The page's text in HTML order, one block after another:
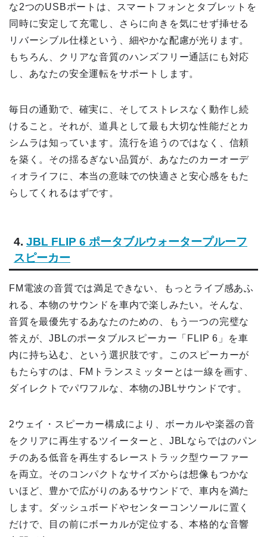
な2つのUSBポートは、スマートフォンとタブレットを
同時に安定して充電し、さらに向きを気にせず挿せる
リバーシブル仕様という、細やかな配慮が光ります。
もちろん、クリアな音質のハンズフリー通話にも対応
し、あなたの安全運転をサポートします。
毎日の通勤で、確実に、そしてストレスなく動作し続
けること。それが、道具として最も大切な性能だとカ
シムラは知っています。流行を追うのではなく、信頼
を築く。その揺るぎない品質が、あなたのカーオーデ
ィオライフに、本当の意味での快適さと安心感をもた
らしてくれるはずです。
4. JBL FLIP 6 ポータブルウォータープルーフ
スピーカー
FM電波の音質では満足できない、もっとライブ感あふ
れる、本物のサウンドを車内で楽しみたい。そんな、
音質を最優先するあなたのための、もう一つの完璧な
答えが、JBLのポータブルスピーカー「FLIP 6」を車
内に持ち込む、という選択肢です。このスピーカーが
もたらすのは、FMトランスミッターとは一線を画す、
ダイレクトでパワフルな、本物のJBLサウンドです。
2ウェイ・スピーカー構成により、ボーカルや楽器の音
をクリアに再生するツイーターと、JBLならではのパン
チのある低音を再生するレーストラック型ウーファー
を両立。そのコンパクトなサイズからは想像もつかな
いほど、豊かで広がりのあるサウンドで、車内を満た
します。ダッシュボードやセンターコンソールに置く
だけで、目の前にボーカルが定位する、本格的な音響